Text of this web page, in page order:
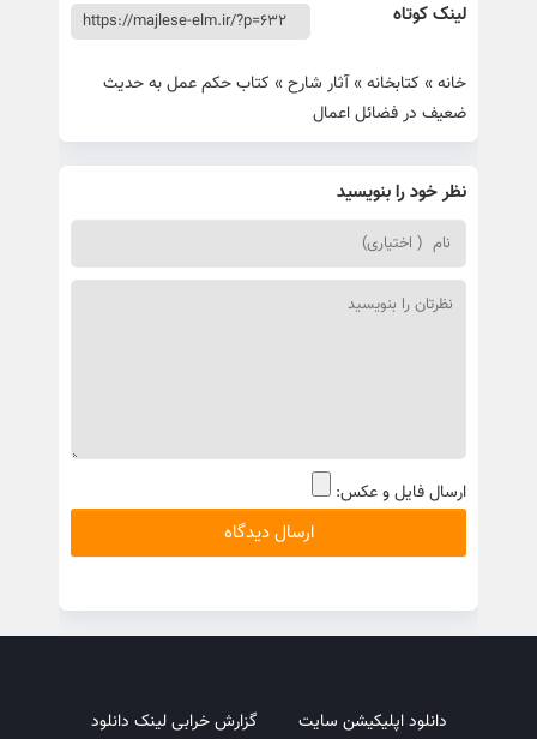
لینک کوتاه
خانه» کتابخانه»آثار شارح» کتاب حكم عمل به حدیث
ضعیف در فضائل اعمال
نظر خود را بنویسید
ارسال فایل و عکس:
دانلود اپلیکیشن سایت گزارش خرابی لینک دانلود